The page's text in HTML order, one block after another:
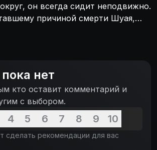
он всегда сидит неподвижно.
причиной смерти Шуая,
всю школу, нужно во что бы
бабушка, которая всегда
трудные моменты, умерла.
нет
кто оставит комментарий и
с выбором.
4 5 6 7 8 9 10
сделать рекомендации для вас